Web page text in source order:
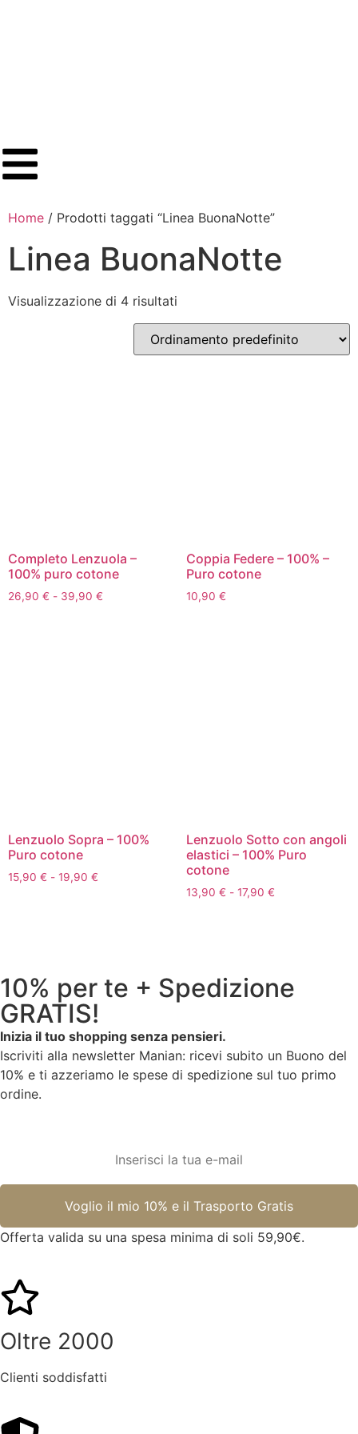
Home / Prodotti taggati “Linea BuonaNotte”
Linea BuonaNotte
Visualizzazione di 4 risultati
Completo Lenzuola –
100% puro cotone
26,90 € - 39,90 €
Coppia Federe – 100% –
Puro cotone
10,90 €
Lenzuolo Sopra – 100%
Puro cotone
15,90 € - 19,90 €
Lenzuolo Sotto con angoli
elastici – 100% Puro
cotone
13,90 € - 17,90 €
10% per te + Spedizione
GRATIS!
Inizia il tuo shopping senza pensieri.
Iscriviti alla newsletter Manian: ricevi subito un Buono del
10% e ti azzeriamo le spese di spedizione sul tuo primo
ordine.
Offerta valida su una spesa minima di soli 59,90€.
Oltre 2000
Clienti soddisfatti